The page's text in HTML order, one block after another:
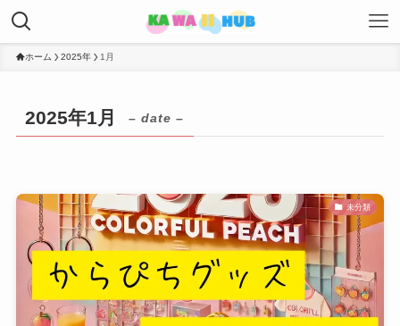
ホーム 2025年 1月
2025年1月 – date –
未分類